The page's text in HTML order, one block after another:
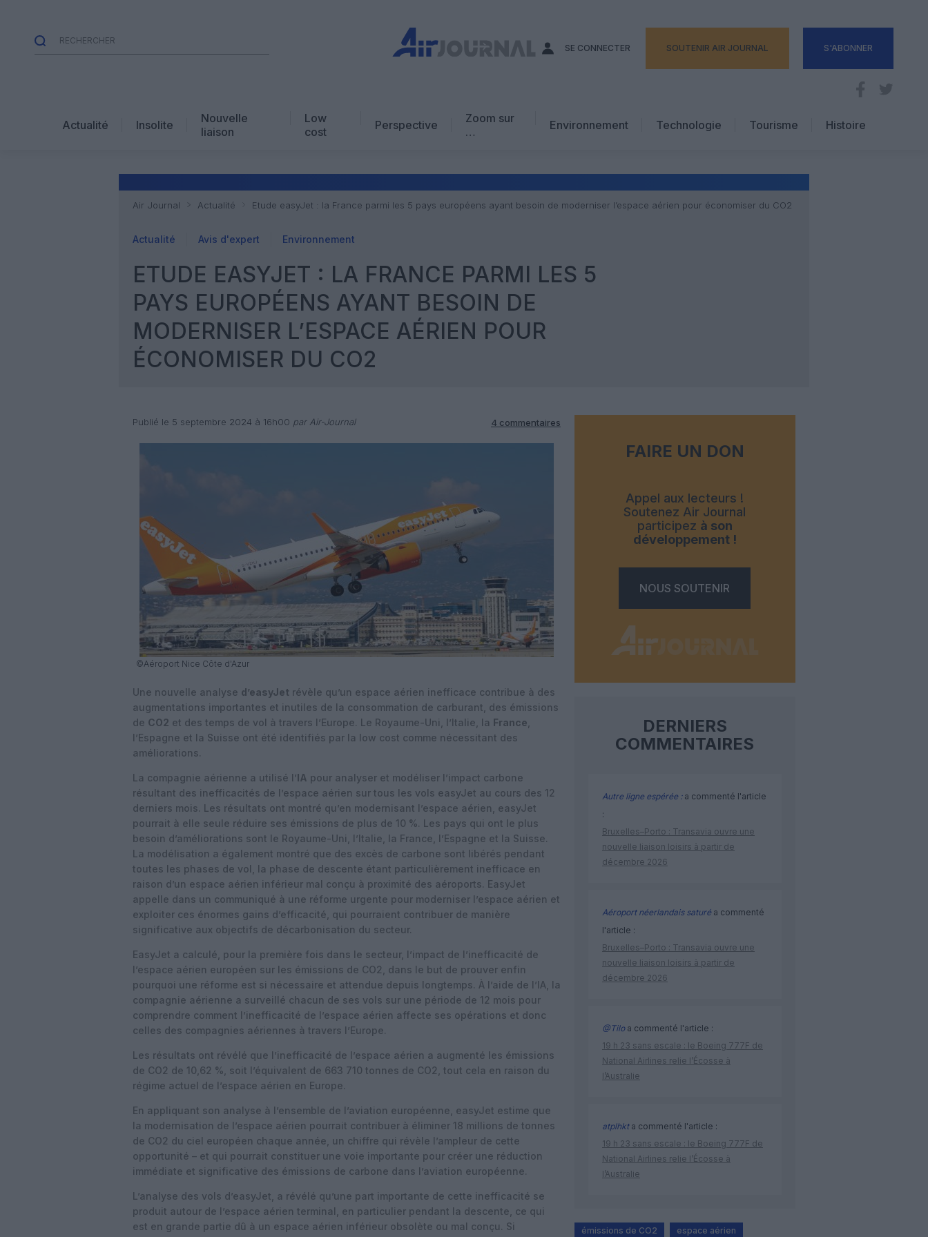
SE CONNECTER SOUTENIR AIR JOURNAL S'ABONNER
Actualité Insolite
Nouvelle
liaison
Low
cost
Perspective
Zoom sur
…
Avis d’expert
Environnement Technologie
Tourisme
Hôtellerie
Voyages d’affaires
Histoire
Air Journal Actualité Etude easyJet : la France parmi les 5 pays européens ayant besoin de moderniser l’espace aérien pour économiser du CO2
Actualité Avis d'expert Environnement
ETUDE EASYJET : LA FRANCE PARMI LES 5
PAYS EUROPÉENS AYANT BESOIN DE
MODERNISER L’ESPACE AÉRIEN POUR
ÉCONOMISER DU CO2
Publié le 5 septembre 2024 à 16h00 par Air-Journal 4 commentaires
©Aéroport Nice Côte d'Azur
Une nouvelle analyse d’easyJet révèle qu’un espace aérien inefficace contribue à des
augmentations importantes et inutiles de la consommation de carburant, des émissions
de CO2 et des temps de vol à travers l’Europe. Le Royaume-Uni, l’Italie, la France
l’Espagne et la Suisse ont été identifiés par la low cost comme nécessitant des
améliorations.
La compagnie aérienne a utilisé l’IA pour analyser et modéliser l’impact carbone
résultant des inefficacités de l’espace aérien sur tous les vols easyJet au cours des 12
derniers mois. Les résultats ont montré qu’en modernisant l’espace aérien, easyJet
pourrait à elle seule réduire ses émissions de plus de 10 %. Les pays qui ont le plus
besoin d’améliorations sont le Royaume-Uni, l’Italie, la France, l’Espagne et la Suisse.
La modélisation a également montré que des excès de carbone sont libérés pendant
toutes les phases de vol, la phase de descente étant particulièrement inefficace en
raison d’un espace aérien inférieur mal conçu à proximité des aéroports. EasyJet
appelle dans un communiqué à une réforme urgente pour moderniser l’espace aérien et
exploiter ces énormes gains d’efficacité, qui pourraient contribuer de manière
significative aux objectifs de décarbonisation du secteur.
EasyJet a calculé, pour la première fois dans le secteur, l’impact de l’inefficacité de
l’espace aérien européen sur les émissions de CO2, dans le but de prouver enfin
pourquoi une réforme est si nécessaire et attendue depuis longtemps. À l’aide de l’IA, la
compagnie aérienne a surveillé chacun de ses vols sur une période de 12 mois pour
comprendre comment l’inefficacité de l’espace aérien affecte ses opérations et donc
celles des compagnies aériennes à travers l’Europe.
Les résultats ont révélé que l’inefficacité de l’espace aérien a augmenté les émissions
de CO2 de 10,62 %, soit l’équivalent de 663 710 tonnes de CO2, tout cela en raison du
régime actuel de l’espace aérien en Europe.
En appliquant son analyse à l’ensemble de l’aviation européenne, easyJet estime que
la modernisation de l’espace aérien pourrait contribuer à éliminer 18 millions de tonnes
de CO2 du ciel européen chaque année, un chiffre qui révèle l’ampleur de cette
opportunité – et qui pourrait constituer une voie importante pour créer une réduction
immédiate et significative des émissions de carbone dans l’aviation européenne.
L’analyse des vols d’easyJet, a révélé qu’une part importante de cette inefficacité se
produit autour de l’espace aérien terminal, en particulier pendant la descente, ce qui
est en grande partie dû à un espace aérien inférieur obsolète ou mal conçu. Si
FAIRE UN DON
Appel aux lecteurs !
Soutenez Air Journal
participez à son
développement !
NOUS SOUTENIR
DERNIERS
COMMENTAIRES
Autre ligne espérée :a commenté l'article
:
Bruxelles–Porto : Transavia ouvre une
nouvelle liaison loisirs à partir de
décembre 2026
Aéroport néerlandais saturéa commenté
l'article :
Bruxelles–Porto : Transavia ouvre une
nouvelle liaison loisirs à partir de
décembre 2026
@Tiloa commenté l'article :
19 h 23 sans escale : le Boeing 777F de
National Airlines relie l’Écosse à
l’Australie
atplhkta commenté l'article :
19 h 23 sans escale : le Boeing 777F de
National Airlines relie l’Écosse à
l’Australie
émissions de CO2 espace aérien